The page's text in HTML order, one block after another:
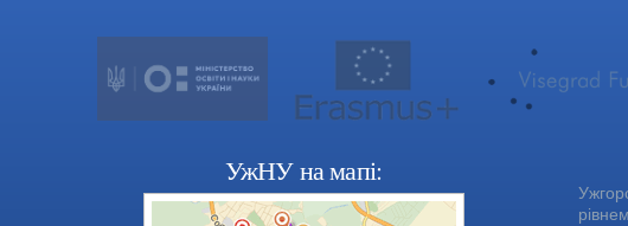
УжНУ на мапі: